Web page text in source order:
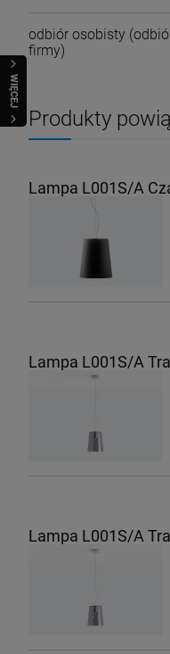
WIĘCEJ
odbiór osobisty
firmy)
Produkty
Lampa L001S/A
Lampa L001S/A
Lampa L001S/A